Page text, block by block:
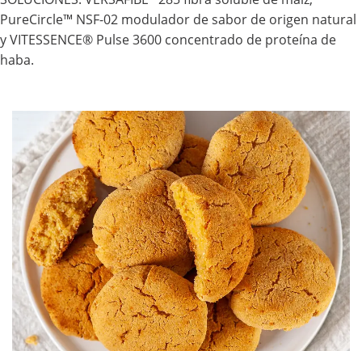
PureCircle™ NSF-02 modulador de sabor de origen natural
y VITESSENCE® Pulse 3600 concentrado de proteína de
haba.